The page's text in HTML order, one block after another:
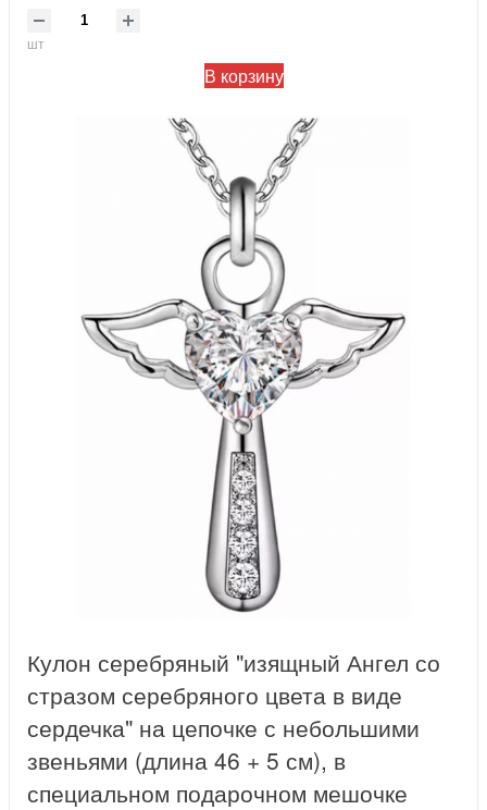
шт
В корзину
Кулон серебряный "изящный Ангел со
стразом серебряного цвета в виде
сердечка" на цепочке с небольшими
звеньями (длина 46 + 5 см), в
специальном подарочном мешочке